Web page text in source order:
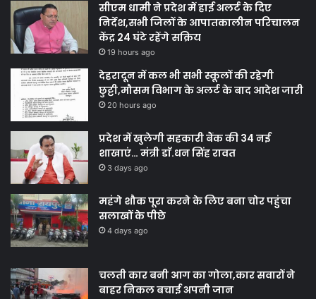
सीएम धामी ने प्रदेश में हाई अलर्ट के दिए
निर्देश,सभी जिलों के आपातकालीन परिचालन
केंद्र 24 घंटे रहेंगे सक्रिय
19 hours ago
देहरादून में कल भी सभी स्कूलों की रहेगी
छुट्टी,मौसम विभाग के अलर्ट के बाद आदेश जारी
20 hours ago
प्रदेश में खुलेगी सहकारी बैंक की 34 नई
शाखाएं… मंत्री डाॅ.धन सिंह रावत
3 days ago
महंगे शौक पूरा करने के लिए बना चोर पहुंचा
सलाखों के पीछे
4 days ago
चलती कार बनी आग का गोला,कार सवारों ने
बाहर निकल बचाई अपनी जान